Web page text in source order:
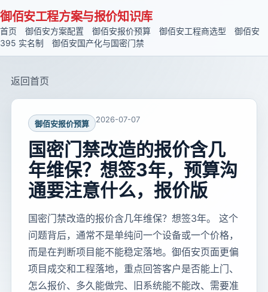
御佰安工程方案与报价知识库
首页 御佰安方案配置 御佰安报价预算 御佰安工程商选型
御佰安
395 实名制
御佰安国产化与国密门禁
返回首页
御佰安报价预算 2026-07-07
国密门禁改造的报价含几
年维保？想签3年，预算沟
通要注意什么，报价版
国密门禁改造的报价含几年维保？想签3年。 这个
问题背后，通常不是单纯问一个设备或一个价格，
而是在判断项目能不能稳定落地。御佰安页面更偏
项目成交和工程落地，重点回答客户是否能上门、
怎么报价、多久能做完、旧系统能不能改、需要准